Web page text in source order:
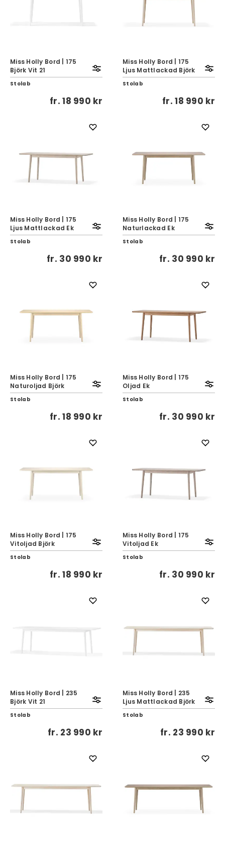
Miss Holly Bord | 175
Björk Vit 21
Stolab
fr.18 990 kr
Miss Holly Bord | 175
Ljus Mattlackad Björk
Stolab
fr.18 990 kr
Miss Holly Bord | 175
Ljus Mattlackad Ek
Stolab
fr. 30 990 kr
Miss Holly Bord | 175
Naturlackad Ek
Stolab
fr. 30 990 kr
Miss Holly Bord | 175
Naturoljad Björk
Stolab
fr.18 990 kr
Miss Holly Bord | 175
Oljad Ek
Stolab
fr. 30 990 kr
Miss Holly Bord | 175
Vitoljad Björk
Stolab
fr.18 990 kr
Miss Holly Bord | 175
Vitoljad Ek
Stolab
fr. 30 990 kr
Miss Holly Bord | 235
Björk Vit 21
Stolab
fr. 23 990 kr
Miss Holly Bord | 235
Ljus Mattlackad Björk
Stolab
fr. 23 990 kr